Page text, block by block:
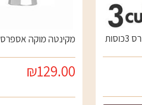
מקינטה מוקה אספרס 1 כוסות
₪129.00